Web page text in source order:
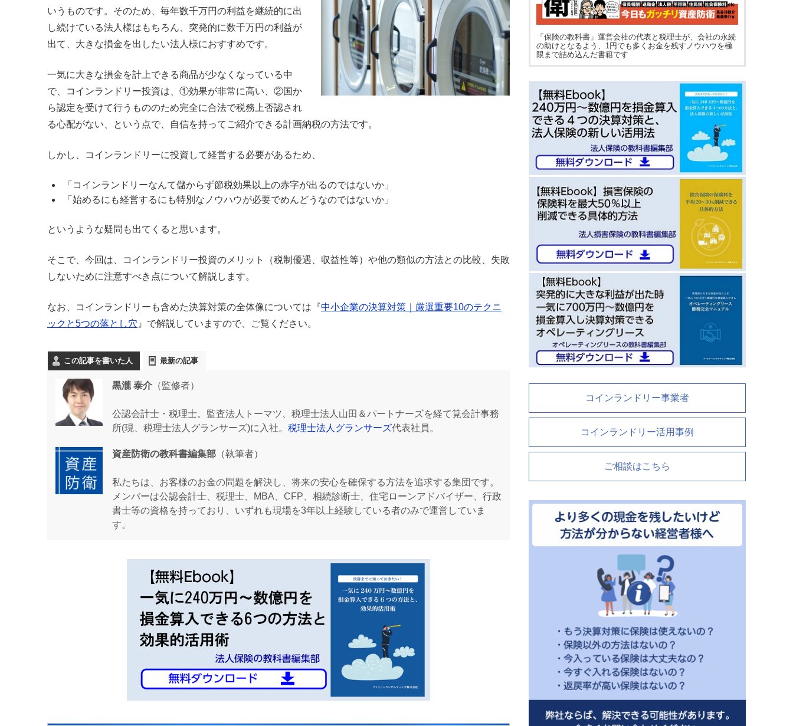
いうものです。そのため、毎年数千万円の利益を継続的に出
し続けている法人様はもちろん、突発的に数千万円の利益が
出て、大きな損金を出したい法人様におすすめです。
一気に大きな損金を計上できる商品が少なくなっている中
で、コインランドリー投資は、①効果が非常に高い、②国か
ら認定を受けて行うもののため完全に合法で税務上否認され
る心配がない、という点で、自信を持ってご紹介できる計画納税の方法です。
しかし、コインランドリーに投資して経営する必要があるため、
「コインランドリーなんて儲からず節税効果以上の赤字が出るのではないか」
「始めるにも経営するにも特別なノウハウが必要でめんどうなのではないか」
というような疑問も出てくると思います。
そこで、今回は、コインランドリー投資のメリット（税制優遇、収益性等）や他の類似の方法との比較、 失敗
しないために注意すべき点について解説します。
なお、コインランドリーも含めた決算対策の全体像については『中小企業の決算対策｜厳選重要10のテクニ
ックと5つの落とし穴 』で解説していますので、ご覧ください。
この記事を書いた人 最新の記事
黒瀧 泰介 （監修者）
公認会計士・税理士。監査法人トーマツ、税理士法人山田＆パートナーズを経て筧会計事務
所(現、税理士法人グランサーズ)に入社。 税理士法人グランサーズ代表社員。
資産防衛の教科書編集部 （執筆者）
私たちは、お客様のお金の問題を解決し、将来の安心を確保する方法を追求する集団です。
メンバーは公認会計士、税理士、MBA、CFP、相続診断士、住宅ローンアドバイザー、行政
書士等の資格を持っており、いずれも現場を3年以上経験している者のみで運営していま
す。
「保険の教科書」運営会社の代表と税理士が、会社の永続
の助けとなるよう、1円でも多くお金を残すノウハウを極
限まで詰め込んだ書籍です
コインランドリー事業者
コインランドリー活用事例
ご相談はこちら